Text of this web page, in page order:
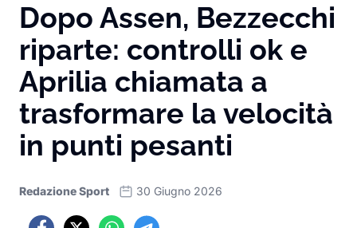
Dopo Assen, Bezzecchi
riparte: controlli ok e
Aprilia chiamata a
trasformare la velocità
in punti pesanti
Redazione Sport 30 Giugno 2026